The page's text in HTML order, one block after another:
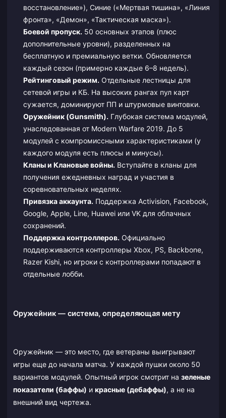
восстановление»), Синие («Мертвая тишина», «Линия
фронта», «Демон», «Тактическая маска»).
Боевой пропуск. 50 основных этапов (плюс
дополнительные уровни), разделенных на
бесплатную и премиальную ветки. Обновляется
каждый сезон (примерно каждые 6–8 недель).
Рейтинговый режим. Отдельные лестницы для
сетевой игры и КБ. На высоких рангах пул карт
сужается, доминируют ПП и штурмовые винтовки.
Оружейник (Gunsmith). Глубокая система модулей,
унаследованная от Modern Warfare 2019. До 5
модулей с компромиссными характеристиками (у
каждого модуля есть плюсы и минусы).
Кланы и Клановые войны. Вступайте в кланы для
получения ежедневных наград и участия в
соревновательных неделях.
Привязка аккаунта. Поддержка Activision, Facebook,
Google, Apple, Line, Huawei или VK для облачных
сохранений.
Поддержка контроллеров. Официально
поддерживаются контроллеры Xbox, PS, Backbone,
Razer Kishi, но игроки с контроллерами попадают в
отдельные лобби.
Оружейник — система, определяющая мету
Оружейник — это место, где ветераны выигрывают
игры еще до начала матча. У каждой пушки около 50
вариантов модулей. Опытный игрок смотрит на зеленые
показатели (баффы) и красные (дебаффы), а не на
внешний вид чертежа.